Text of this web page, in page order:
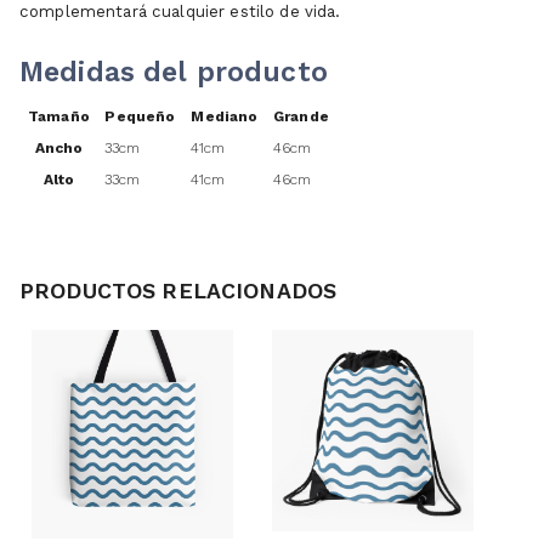
complementará cualquier estilo de vida.
Medidas del producto
Tamaño Pequeño Mediano
Grande
Ancho
33cm 41cm
46cm
Alto
33cm 41cm 46cm
PRODUCTOS RELACIONADOS